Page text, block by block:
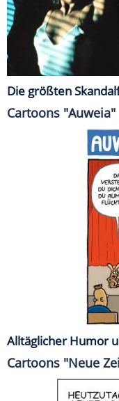
Die größten
Cartoons "Auweia"
Alltäglicher Humor
Cartoons "Neue